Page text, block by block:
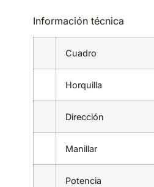
Información técnica
Cuadro
Horquilla
Dirección
Manillar
Potencia